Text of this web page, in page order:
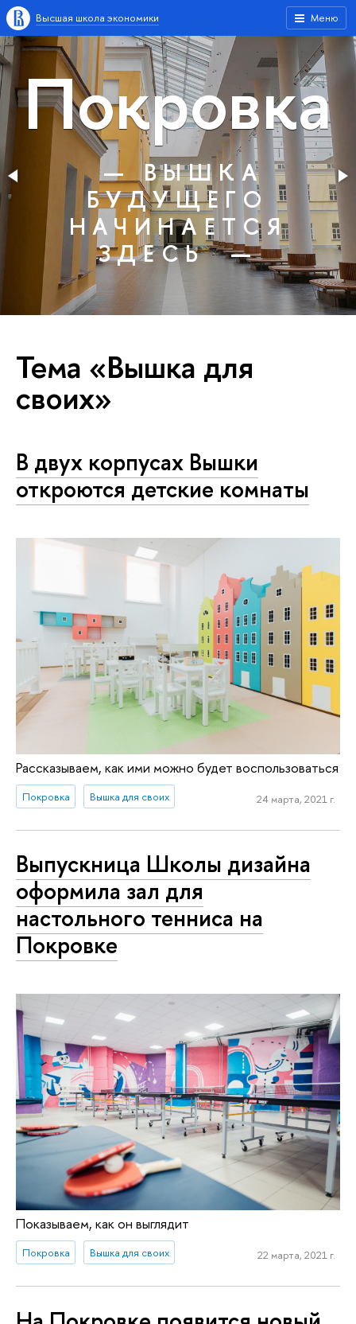
Меню
Высшая школа экономики
Покровка
— ВЫШКА
БУДУЩЕГО
НАЧИНАЕТСЯ
ЗДЕСЬ —
Тема «Вышка для
своих»
В двух корпусах Вышки
откроются детские комнаты
Рассказываем, как ими можно будет воспользоваться
Покровка Вышка для своих 24 марта, 2021 г.
Выпускница Школы дизайна
оформила зал для
настольного тенниса на
Покровке
Показываем, как он выглядит
Покровка Вышка для своих 22 марта, 2021 г.